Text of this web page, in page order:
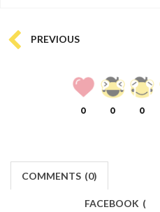
PREVIOUS
0 0 0
COMMENTS (0)
FACEBOOK (